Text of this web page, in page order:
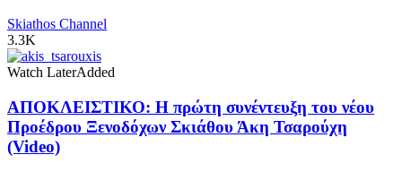
Skiathos Channel
3.3K
Watch LaterAdded
ΑΠΟΚΛΕΙΣΤΙΚΟ: Η πρώτη συνέντευξη του νέου
Προέδρου Ξενοδόχων Σκιάθου Άκη Τσαρούχη
(Video)